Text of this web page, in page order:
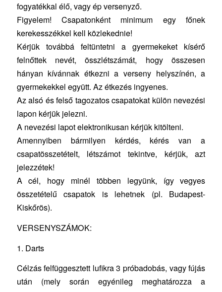
fogyatékkal élő, vagy ép versenyző.
Figyelem! Csapatonként minimum egy főnek
kerekesszékkel kell közlekednie!
Kérjük továbbá feltüntetni a gyermekeket kísérő
felnőttek nevét, összlétszámát, hogy összesen
hányan kívánnak étkezni a verseny helyszínén, a
gyermekekkel együtt. Az étkezés ingyenes.
Az alsó és felső tagozatos csapatokat külön nevezési
lapon kérjük jelezni.
A nevezési lapot elektronikusan kérjük kitölteni.
Amennyiben bármilyen kérdés, kérés van a
csapatösszetételt, létszámot tekintve, kérjük, azt
jelezzétek!
A cél, hogy minél többen legyünk, így vegyes
összetételű csapatok is lehetnek (pl. Budapest-
Kiskőrös).
VERSENYSZÁMOK:
1. Darts
Célzás felfüggesztett lufikra 3 próbadobás, vagy fújás
után (mely során egyénileg meghatározza a